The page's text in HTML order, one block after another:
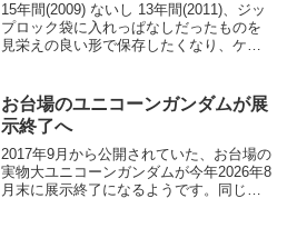
15年間(2009) ないし 13年間(2011)、ジッ
プロック袋に入れっぱなしだったものを
見栄えの良い形で保存したくなり、ケー
社」の標本箱が有名なようなのですが流
石に大...
お台場のユニコーンガンダムが展
示終了へ
2017年9月から公開されていた、お台場の
実物大ユニコーンガンダムが今年2026年8
月末に展示終了になるようです。同じサ